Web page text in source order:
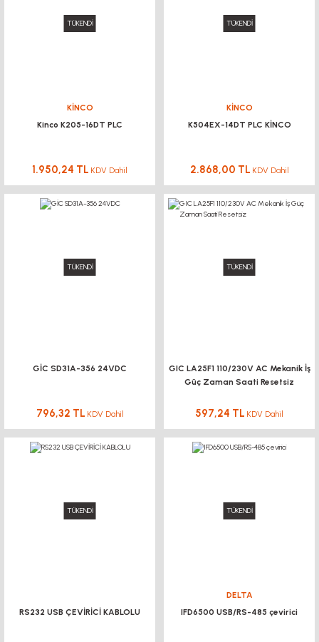
TÜKENDİ
KİNCO
Kinco K205-16DT PLC
1.950,24 TL KDV Dahil
TÜKENDİ
KİNCO
K504EX-14DT PLC KİNCO
2.868,00 TL KDV Dahil
TÜKENDİ
GİC SD31A-356 24VDC
796,32 TL KDV Dahil
TÜKENDİ
GIC LA25F1 110/230V AC Mekanik İş
Güç Zaman Saati Resetsiz
597,24 TL KDV Dahil
TÜKENDİ
RS232 USB ÇEVİRİCİ KABLOLU
TÜKENDİ
DELTA
IFD6500 USB/RS-485 çevirici